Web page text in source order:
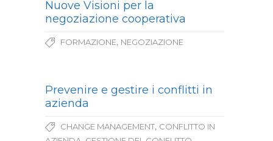
Nuove Visioni per la
negoziazione cooperativa
FORMAZIONE, NEGOZIAZIONE
Prevenire e gestire i conflitti in
azienda
CHANGE MANAGEMENT, CONFLITTO IN